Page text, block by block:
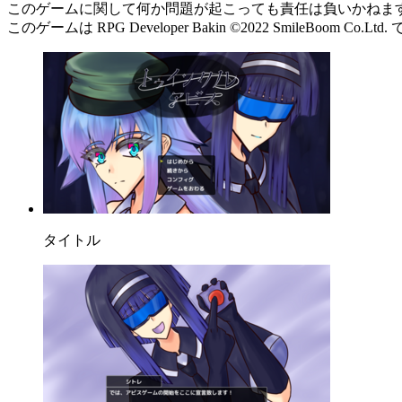
このゲームに関して何か問題が起こっても責任は負いかねま
このゲームは RPG Developer Bakin ©2022 SmileBoom Co.Ltd.
タイトル